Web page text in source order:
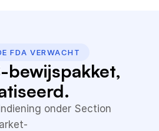
FDA VERWACHT
bewijspakket,
onder Section